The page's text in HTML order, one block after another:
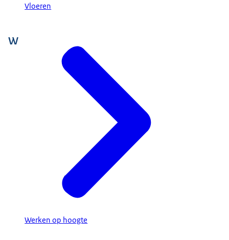
Vloeren
W
Werken op hoogte